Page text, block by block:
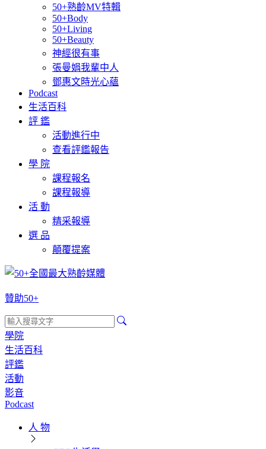
50+熟齡MV特輯
50+Body
50+Living
50+Beauty
神經很有事
張曼娟我輩中人
鄧惠文時光心蘊
Podcast
生活百科
評 鑑
活動進行中
查看評鑑報告
學 院
課程報名
課程報導
活 動
精采報導
選 品
顛覆提案
贊助50+
學院
生活百科
評鑑
活動
影音
Podcast
人 物